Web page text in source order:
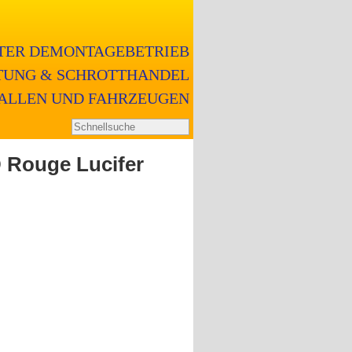
DEMONTAGEBETRIEB
& SCHROTTHANDEL
UND FAHRZEUGEN
Rouge Lucifer